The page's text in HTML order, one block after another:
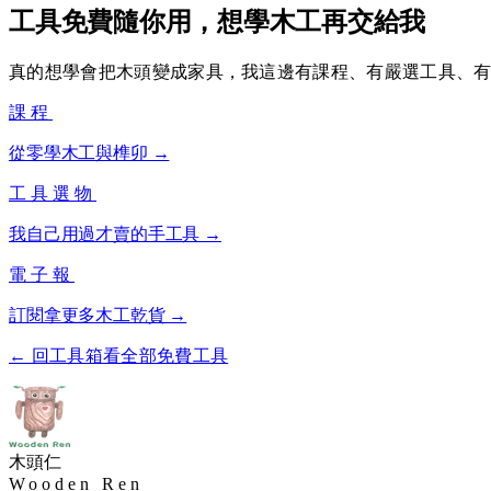
工具免費隨你用，想學木工再交給我
真的想學會把木頭變成家具，我這邊有課程、有嚴選工具、
課程
從零學木工與榫卯 →
工具選物
我自己用過才賣的手工具 →
電子報
訂閱拿更多木工乾貨 →
← 回工具箱看全部免費工具
木頭仁
Wooden Ren